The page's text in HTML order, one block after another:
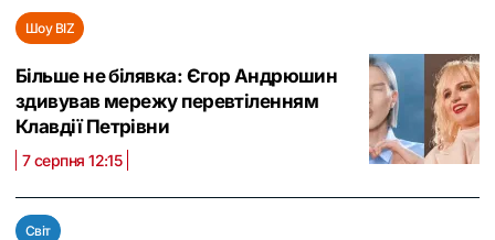
Шоу BIZ
Більше не білявка: Єгор Андрюшин
здивував мережу перевтіленням
Клавдії Петрівни
7 серпня 12:15
Світ